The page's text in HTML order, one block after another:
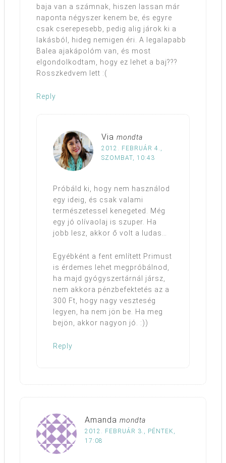
baja van a számnak, hiszen lassan már
naponta négyszer kenem be, és egyre
csak cserepesebb, pedig alig járok ki a
lakásból, hideg nemigen éri. A legalapabb
Balea ajakápolóm van, és most
elgondolkodtam, hogy ez lehet a baj???
Rosszkedvem lett :(
Reply
Via mondta
2012. FEBRUÁR 4.,
SZOMBAT, 10:43
Próbáld ki, hogy nem használod
egy ideig, és csak valami
természetessel kenegeted. Még
egy jó olívaolaj is szuper. Ha
jobb lesz, akkor ő volt a ludas…
Egyébként a fent említett Primust
is érdemes lehet megpróbálnod,
ha majd gyógyszertárnál jársz,
nem akkora pénzbefektetés az a
300 Ft, hogy nagy veszteség
legyen, ha nem jön be. Ha meg
bejön, akkor nagyon jó. :))
Reply
Amanda mondta
2012. FEBRUÁR 3., PÉNTEK,
17:08